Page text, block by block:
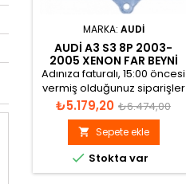
MARKA: AUDI
AUDI A3 S3 8P 2003-
2005 XENON FAR BEYNI
1307329066
4D0907476B
Adınıza faturalı, 15:00 öncesi
vermiş olduğunuz siparişler
aynı gün gönderilir.
Fiyat
₺5.179,20 Normal
fiyat
₺6.474,00
 Sepete ekle
 Stokta var